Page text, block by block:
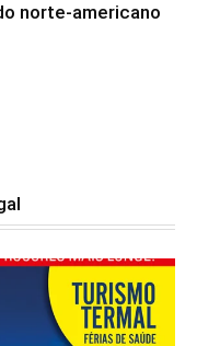
norte-americano